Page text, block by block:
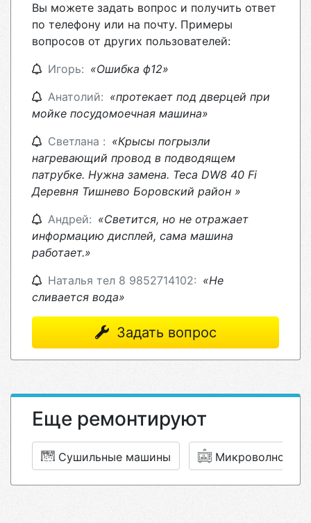
Вы можете задать вопрос и получить ответ
по телефону или на почту. Примеры
вопросов от других пользователей:
Игорь: «Ошибка ф12»
Анатолий: «протекает под дверцей при
мойке посудомоечная машина»
Светлана : «Крысы погрызли
нагревающий провод в подводящем
патрубке. Нужна замена. Teca DW8 40 Fi
Деревня Тишнево Боровский район »
Андрей: «Светится, но не отражает
информацию дисплей, сама машина
работает.»
Наталья тел 8 9852714102: «Не
сливается вода»
Задать вопрос
Еще ремонтируют
Сушильные машины Микроволновки